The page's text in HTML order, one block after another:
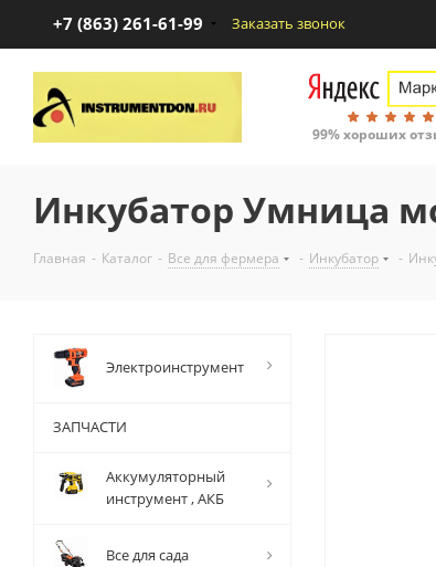
+7 (863) 261-61-99 Заказать звонок
99% хороших
Инкубатор Умница
Главная - Каталог - Все для фермера - Инкубатор -
Электроинструмент
ЗАПЧАСТИ
Аккумуляторный
инструмент , АКБ
Все для сада